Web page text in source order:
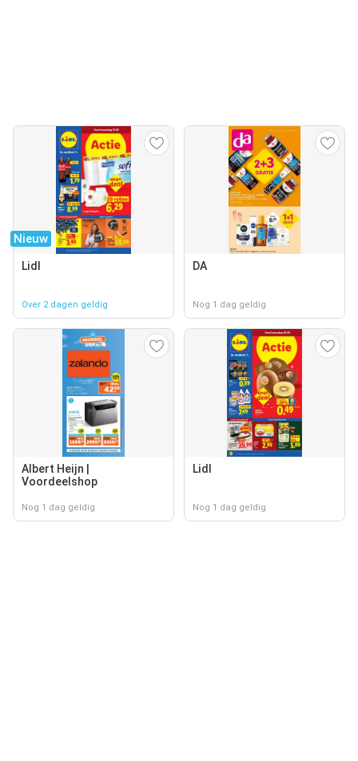
Nieuw
Lidl
Over 2 dagen geldig
DA
Nog 1 dag geldig
Albert Heijn |
Voordeelshop
Nog 1 dag geldig
Lidl
Nog 1 dag geldig